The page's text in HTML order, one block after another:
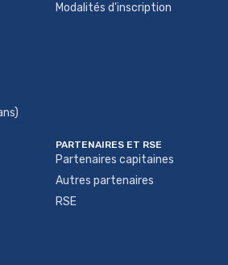
Modalités d'inscription
PARTENAIRES ET RSE
Partenaires capitaines
Autres partenaires
RSE